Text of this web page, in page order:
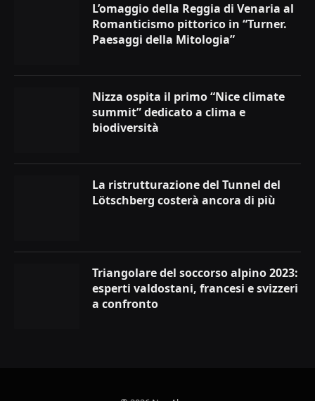
L’omaggio della Reggia di Venaria al
Romanticismo pittorico in “Turner.
Paesaggi della Mitologia”
Nizza ospita il primo “Nice climate
summit” dedicato a clima e
biodiversità
La ristrutturazione del Tunnel del
Lötschberg costerà ancora di più
Triangolare del soccorso alpino 2023:
esperti valdostani, francesi e svizzeri
a confronto